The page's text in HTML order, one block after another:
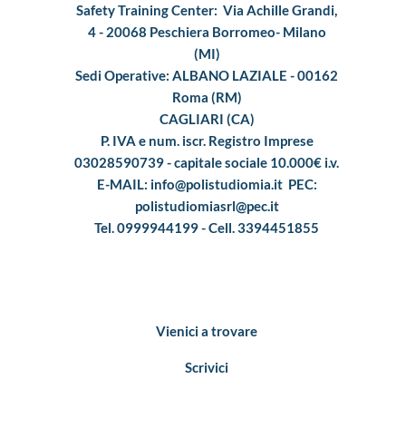
Safety Training Center: Via Achille Grandi,
4 - 20068 Peschiera Borromeo- Milano
(MI)
Sedi Operative: ALBANO LAZIALE - 00162
Roma (RM)
CAGLIARI (CA)
P. IVA e num. iscr. Registro Imprese
03028590739 - capitale sociale 10.000€ i.v.
E-MAIL: info@polistudiomia.it PEC:
polistudiomiasrl@pec.it
Tel. 0999944199 - Cell. 3394451855
Vienici a trovare
Scrivici